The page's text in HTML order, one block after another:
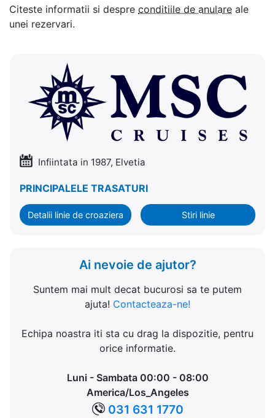
Citeste informatii si despre conditiile de anulare ale
unei rezervari.
Infiintata in 1987, Elvetia
PRINCIPALELE TRASATURI
Detalii linie de croaziera Stiri linie
Ai nevoie de ajutor?
Suntem mai mult decat bucurosi sa te putem
ajuta! Contacteaza-ne!
Echipa noastra iti sta cu drag la dispozitie, pentru
orice informatie.
Luni - Sambata 00:00 - 08:00
America/Los_Angeles
031 631 1770